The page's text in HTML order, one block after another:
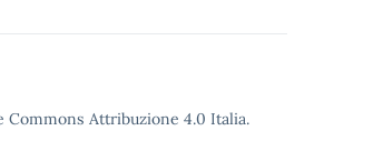
Commons Attribuzione 4.0 Italia.